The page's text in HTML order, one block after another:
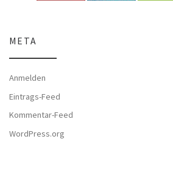
META
Anmelden
Eintrags-Feed
Kommentar-Feed
WordPress.org